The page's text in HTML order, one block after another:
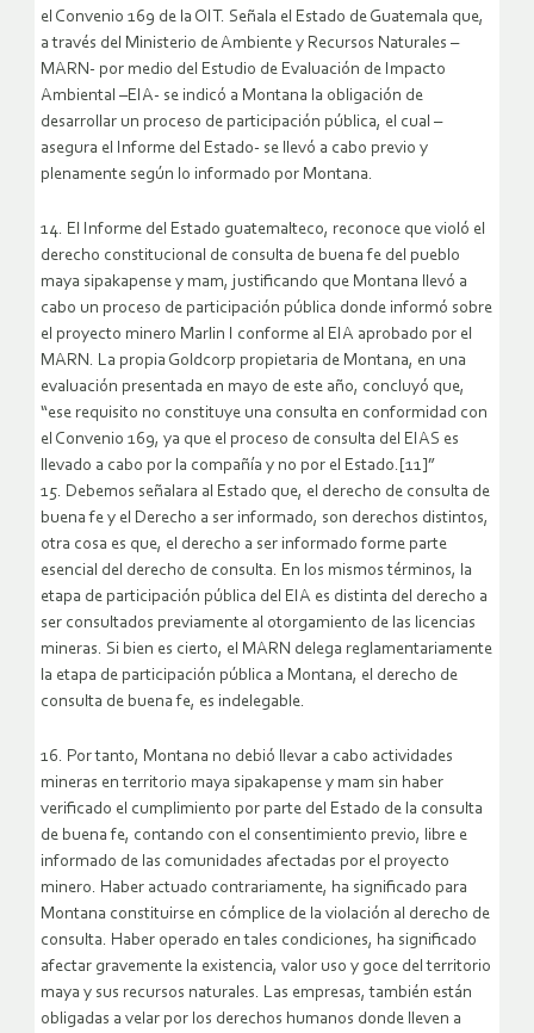
el Convenio 169 de la OIT. Señala el Estado de Guatemala que,
a través del Ministerio de Ambiente y Recursos Naturales –
MARN- por medio del Estudio de Evaluación de Impacto
Ambiental –EIA- se indicó a Montana la obligación de
desarrollar un proceso de participación pública, el cual –
asegura el Informe del Estado- se llevó a cabo previo y
plenamente según lo informado por Montana.
14. El Informe del Estado guatemalteco, reconoce que violó el
derecho constitucional de consulta de buena fe del pueblo
maya sipakapense y mam, justificando que Montana llevó a
cabo un proceso de participación pública donde informó sobre
el proyecto minero Marlin I conforme al EIA aprobado por el
MARN. La propia Goldcorp propietaria de Montana, en una
evaluación presentada en mayo de este año, concluyó que,
“ese requisito no constituye una consulta en conformidad con
el Convenio 169, ya que el proceso de consulta del EIAS es
llevado a cabo por la compañía y no por el Estado.[11]”
15. Debemos señalara al Estado que, el derecho de consulta de
buena fe y el Derecho a ser informado, son derechos distintos,
otra cosa es que, el derecho a ser informado forme parte
esencial del derecho de consulta. En los mismos términos, la
etapa de participación pública del EIA es distinta del derecho a
ser consultados previamente al otorgamiento de las licencias
mineras. Si bien es cierto, el MARN delega reglamentariamente
la etapa de participación pública a Montana, el derecho de
consulta de buena fe, es indelegable.
16. Por tanto, Montana no debió llevar a cabo actividades
mineras en territorio maya sipakapense y mam sin haber
verificado el cumplimiento por parte del Estado de la consulta
de buena fe, contando con el consentimiento previo, libre e
informado de las comunidades afectadas por el proyecto
minero. Haber actuado contrariamente, ha significado para
Montana constituirse en cómplice de la violación al derecho de
consulta. Haber operado en tales condiciones, ha significado
afectar gravemente la existencia, valor uso y goce del territorio
maya y sus recursos naturales. Las empresas, también están
obligadas a velar por los derechos humanos donde lleven a